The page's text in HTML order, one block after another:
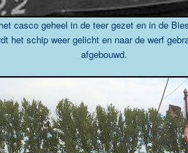
casco geheel in de teer gezet en in de
het schip weer gelicht en naar de werf
afgebouwd.